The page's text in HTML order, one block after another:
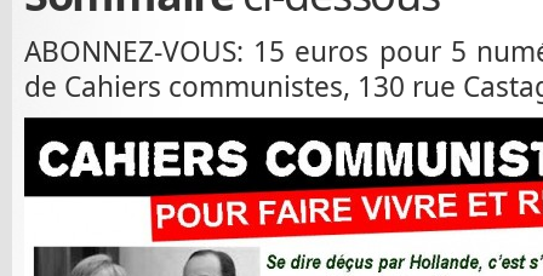
ABONNEZ-VOUS: 15 euros pour 5
de Cahiers communistes, 130 rue